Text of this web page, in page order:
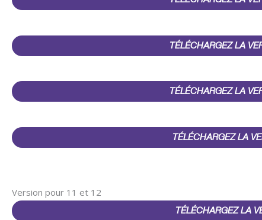
TÉLÉCHARGEZ LA
TÉLÉCHARGEZ LA
TÉLÉCHARGEZ LA
Version pour 11 et 12
TÉLÉCHARGEZ LA